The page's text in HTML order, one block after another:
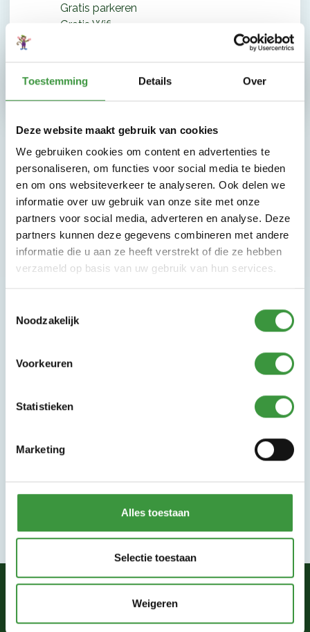
Toestemming Details Over
Deze website maakt gebruik van cookies
We gebruiken cookies om content en advertenties te
personaliseren, om functies voor social media te bieden
en om ons websiteverkeer te analyseren. Ook delen we
informatie over uw gebruik van onze site met onze
partners voor social media, adverteren en analyse. Deze
partners kunnen deze gegevens combineren met andere
informatie die u aan ze heeft verstrekt of die ze hebben
verzameld op basis van uw gebruik van hun services.
Noodzakelijk
Voorkeuren
Statistieken
Marketing
Alles toestaan
Selectie toestaan
Weigeren
Gratis parkeren
Gratis Wifi
Monkey Town
Kom jij ook naar ons indoor
speelparadijs
Monkey Town Leeuwarden